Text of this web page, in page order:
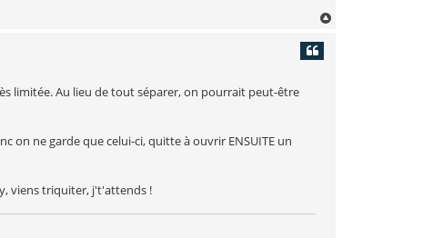
limitée. Au lieu de tout séparer, on pourrait peut-être
on ne garde que celui-ci, quitte à ouvrir ENSUITE un
viens triquiter, j't'attends !